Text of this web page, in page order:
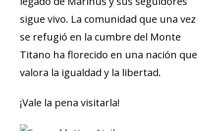
sigue vivo. La comunidad que una vez
se refugió en la cumbre del Monte
Titano ha florecido en una nación que
valora la igualdad y la libertad.
¡Vale la pena visitarla!